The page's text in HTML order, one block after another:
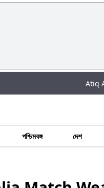
Atiq Ahmed
পশ্চিমবঙ্গ দেশ